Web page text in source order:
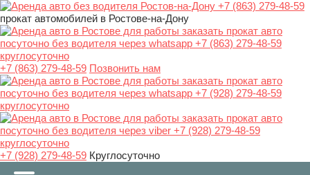
прокат автомобилей в Ростове-на-Дону
+7 (863) 279-48-59 Позвонить нам
+7 (928) 279-48-59 Круглосуточно